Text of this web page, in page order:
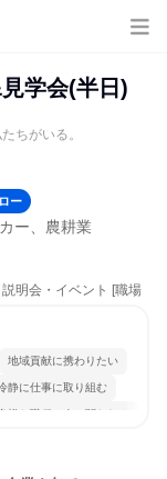
学会(半日)
ちがいる。
ー
ー、農耕業
明会・イベント [職場
地域貢献に携わりたい
静に仕事に取り組む
多様な職種の人と関われる